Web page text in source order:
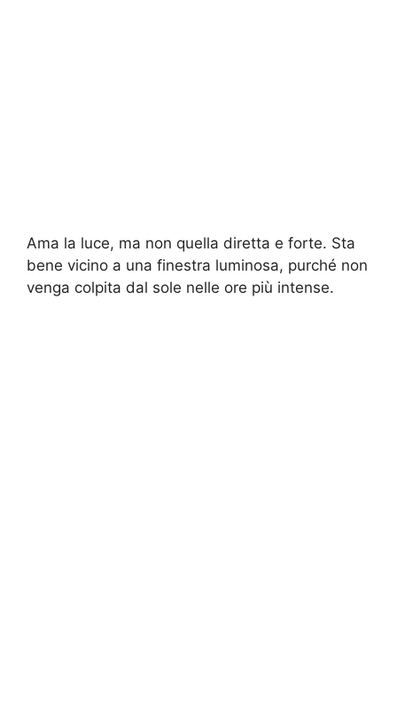
Ama la luce, ma non quella diretta e forte. Sta
bene vicino a una finestra luminosa, purché non
venga colpita dal sole nelle ore più intense.